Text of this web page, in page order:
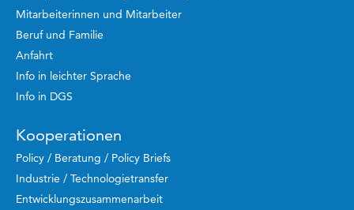
Mitarbeiterinnen und Mitarbeiter
Beruf und Familie
Anfahrt
Info in leichter Sprache
Info in DGS
Kooperationen
Policy / Beratung / Policy Briefs
Industrie / Technologietransfer
Entwicklungszusammenarbeit